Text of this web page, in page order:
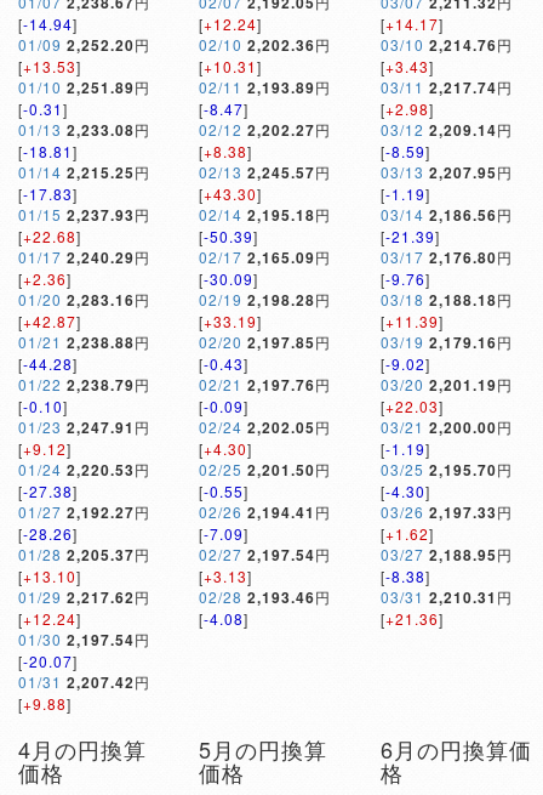
[-14.94]
01/09 2,252.20円
[+13.53]
01/10 2,251.89円
[-0.31]
01/13 2,233.08円
[-18.81]
01/14 2,215.25円
[-17.83]
01/15 2,237.93円
[+22.68]
01/17 2,240.29円
[+2.36]
01/20 2,283.16円
[+42.87]
01/21 2,238.88円
[-44.28]
01/22 2,238.79円
[-0.10]
01/23 2,247.91 円
[+9.12]
01/24 2,220.53円
[-27.38]
01/27 2,192.27円
[-28.26]
01/28 2,205.37円
[+13.10]
01/29 2,217.62円
[+12.24]
01/30 2,197.54円
[-20.07]
01/31 2,207.42円
[+9.88]
[+12.24]
02/10 2,202.36円
[+10.31]
02/11 2,193.89円
[-8.47]
02/12 2,202.27円
[+8.38]
02/13 2,245.57円
[+43.30]
02/14 2,195.18円
[-50.39]
02/17 2,165.09円
[-30.09]
02/19 2,198.28円
[+33.19]
02/20 2,197.85円
[-0.43]
02/21 2,197.76円
[-0.09]
02/24 2,202.05円
[+4.30]
02/25 2,201.50円
[-0.55]
02/26 2,194.41 円
[-7.09]
02/27 2,197.54円
[+3.13]
02/28 2,193.46円
[-4.08]
[+14.17]
03/10 2,214.76円
[+3.43]
03/11 2,217.74円
[+2.98]
03/12 2,209.14円
[-8.59]
03/13 2,207.95円
[-1.19]
03/14 2,186.56円
[-21.39]
03/17 2,176.80円
[-9.76]
03/18 2,188.18円
[+11.39]
03/19 2,179.16円
[-9.02]
03/20 2,201.19円
[+22.03]
03/21 2,200.00円
[-1.19]
03/25 2,195.70円
[-4.30]
03/26 2,197.33円
[+1.62]
03/27 2,188.95円
[-8.38]
03/31 2,210.31 円
[+21.36]
4月の円換算
価格
5月の円換算
価格
6月の円換算価
格